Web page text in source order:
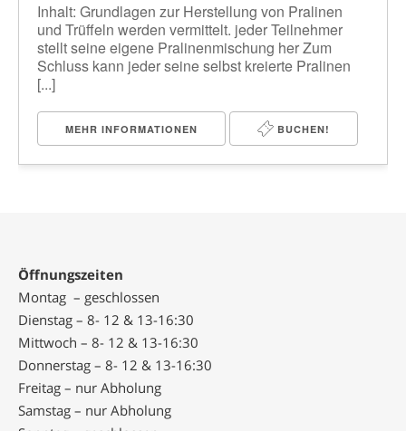
Inhalt: Grundlagen zur Herstellung von Pralinen
und Trüffeln werden vermittelt. jeder Teilnehmer
stellt seine eigene Pralinenmischung her Zum
Schluss kann jeder seine selbst kreierte Pralinen
[...]
MEHR INFORMATIONEN BUCHEN!
Öffnungszeiten
Montag – geschlossen
Dienstag – 8- 12 & 13-16:30
Mittwoch – 8- 12 & 13-16:30
Donnerstag – 8- 12 & 13-16:30
Freitag – nur Abholung
Samstag – nur Abholung